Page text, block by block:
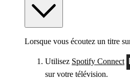
Lorsque vous écoutez un titre
Utilisez Spotify Connect
sur votre télévision.